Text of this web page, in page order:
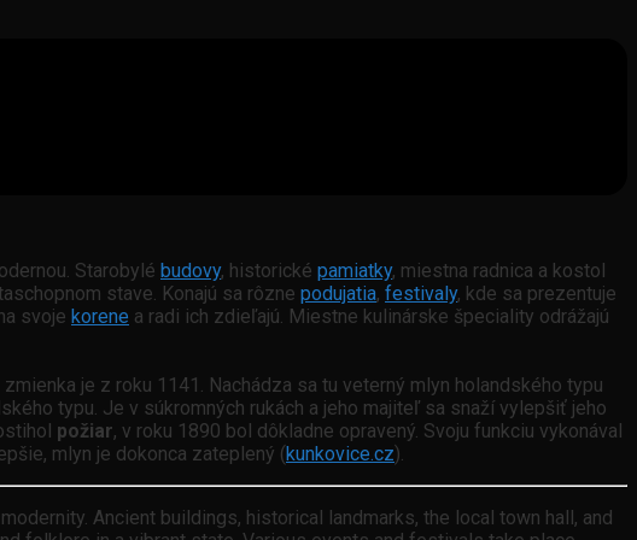
Starobylé budovy, historické pamiatky, miestna radnica a kostol
stave. Konajú sa rôzne podujatia, festivaly, kde sa prezentuje
svoje korene a radi ich zdieľajú. Miestne kulinárske špeciality odrážajú
je z roku 1141. Nachádza sa tu veterný mlyn holandského typu
typu. Je v súkromných rukách a jeho majiteľ sa snaží vylepšiť jeho
požiar, v roku 1890 bol dôkladne opravený. Svoju funkciu vykonával
mlyn je dokonca zateplený (kunkovice.cz).
Ancient buildings, historical landmarks, the local town hall, and